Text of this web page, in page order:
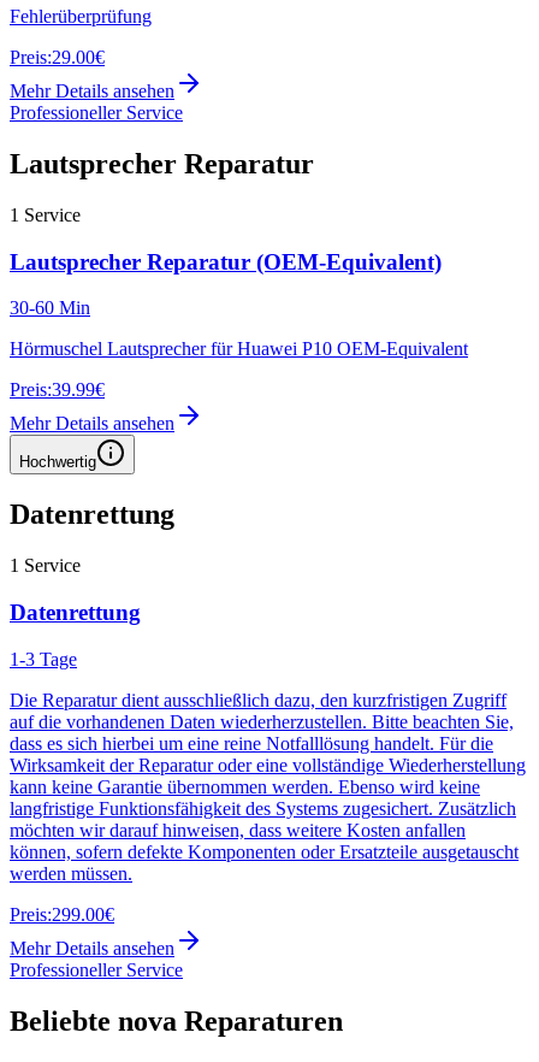
Fehlerüberprüfung
Preis:29.00€
Mehr Details ansehen
Professioneller Service
Lautsprecher Reparatur
1 Service
Lautsprecher Reparatur (OEM-Equivalent)
30-60 Min
Hörmuschel Lautsprecher für Huawei P10 OEM-Equivalent
Preis:39.99€
Mehr Details ansehen
Hochwertig
Datenrettung
1 Service
Datenrettung
1-3 Tage
Die Reparatur dient ausschließlich dazu, den kurzfristigen Zugriff
auf die vorhandenen Daten wiederherzustellen. Bitte beachten Sie,
dass es sich hierbei um eine reine Notfalllösung handelt. Für die
Wirksamkeit der Reparatur oder eine vollständige Wiederherstellung
kann keine Garantie übernommen werden. Ebenso wird keine
langfristige Funktionsfähigkeit des Systems zugesichert. Zusätzlich
möchten wir darauf hinweisen, dass weitere Kosten anfallen
können, sofern defekte Komponenten oder Ersatzteile ausgetauscht
werden müssen.
Preis:299.00€
Mehr Details ansehen
Professioneller Service
Beliebte nova Reparaturen